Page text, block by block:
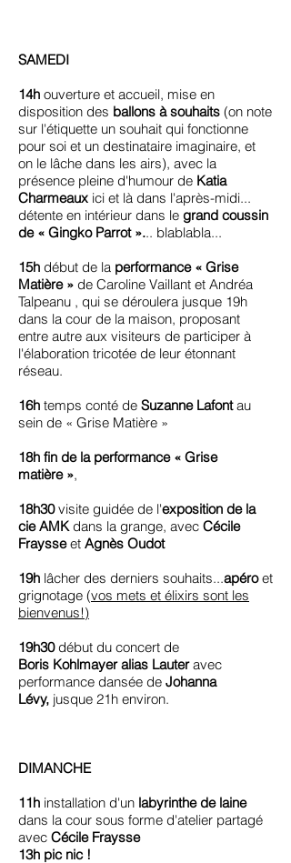
SAMEDI
14h ouverture et accueil, mise en
disposition des ballons à souhaits (on note
sur l'étiquette un souhait qui fonctionne
pour soi et un destinataire imaginaire, et
on le lâche dans les airs), avec la
présence pleine d'humour de Katia
Charmeaux ici et là dans l'après-midi...
détente en intérieur dans le grand coussin
de « Gingko Parrot »... blablabla...
15h début de la performance « Grise
Matière » de Caroline Vaillant et Andréa
Talpeanu , qui se déroulera jusque 19h
dans la cour de la maison, proposant
entre autre aux visiteurs de participer à
l'élaboration tricotée de leur étonnant
réseau.
16h temps conté de Suzanne Lafontau
sein de « Grise Matière »
18h fin de la performance « Grise
matière »,
18h30visite guidée de l'exposition de la
cie AMKdans la grange, avec Cécile
Fraysseet Agnès Oudot
19h lâcher des derniers souhaits...apéroet
grignotage (vos mets et élixirs sont les
bienvenus!)
19h30début du concert de
Boris Kohlmayer alias Lauteravec
performance dansée de Johanna
Lévy, jusque 21h environ.
DIMANCHE
11h installation d'un labyrinthe de laine
dans la cour sous forme d'atelier partagé
avec Cécile Fraysse
13h pic nic !